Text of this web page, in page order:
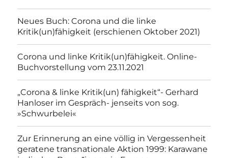
Neues Buch: Corona und die linke
Kritik(un)fähigkeit (erschienen Oktober 2021)
Corona und linke Kritik(un)fähigkeit. Online-
Buchvorstellung vom 23.11.2021
„Corona & linke Kritik(un) fähigkeit“- Gerhard
Hanloser im Gespräch- jenseits von sog.
»Schwurbelei«
Zur Erinnerung an eine völlig in Vergessenheit
geratene transnationale Aktion 1999: Karawane